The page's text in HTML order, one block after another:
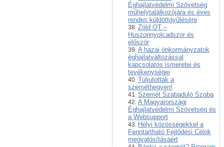
Éghajlatvédelmi Szövetség
műhelytalálkozójára és éves
rendes küldöttgyűlésére
Zöld OT –
Huszonnyolcadszor és
először
A hazai önkormányzatok
éghajlatváltozással
kapcsolatos ismeretei és
tevékenységei
Túljutottak a
szeméthegyen!
Szemét Szabaduló Szoba
A Magyarországi
Éghajlatvédelmi Szövetség és
a Websupport
Helyi közösségekkel a
Fenntartható Fejlődési Célok
megvalósításáért